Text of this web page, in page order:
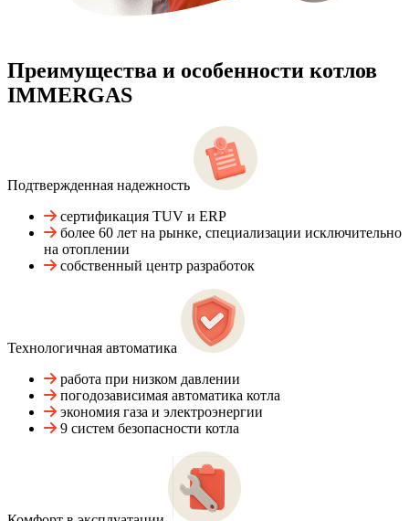
Преимущества и особенности котлов
IMMERGAS
Подтвержденная надежность
сертификация TUV и ERP
более 60 лет на рынке, специализации исключительно
на отоплении
собственный центр разработок
Технологичная автоматика
работа при низком давлении
погодозависимая автоматика котла
экономия газа и электроэнергии
9 систем безопасности котла